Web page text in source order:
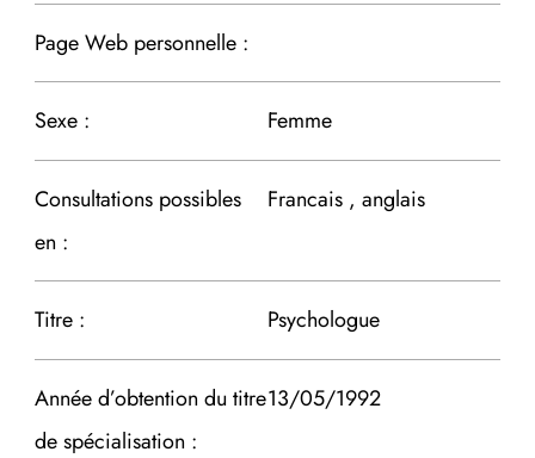
Page Web personnelle :
Sexe : Femme
Consultations possibles
en :
Francais , anglais
Titre : Psychologue
Année d’obtention du titre
de spécialisation :
13/05/1992